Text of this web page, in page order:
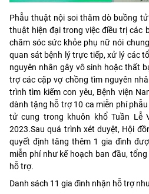
Phẫu thuật nội soi thăm dò buồng
thuật hiện đại trong việc điều trị các
chăm sóc sức khỏe phụ nữ nói
quan sát bệnh lý trực tiếp, xử lý các
nguyên nhân gây vô sinh hoặc thất
trợ các cặp vợ chồng tìm nguyên
trình tìm kiếm con yêu, Bệnh viện
dành tặng hỗ trợ 10 ca miễn phí
tử cung trong khuôn khổ Tuần Lễ
2023.Sau quá trình xét duyệt, Hội
quyết định tăng thêm 1 gia đình
miễn phí như kế hoạch ban đầu,
hỗ trợ.
Danh sách 11 gia đình nhận hỗ trợ